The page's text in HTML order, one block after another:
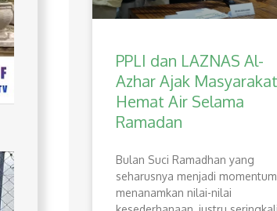
PPLI dan LAZNAS Al-
Azhar Ajak Masyarakat
Hemat Air Selama
Ramadan
Bulan Suci Ramadhan yang
seharusnya menjadi momentum
menanamkan nilai-nilai